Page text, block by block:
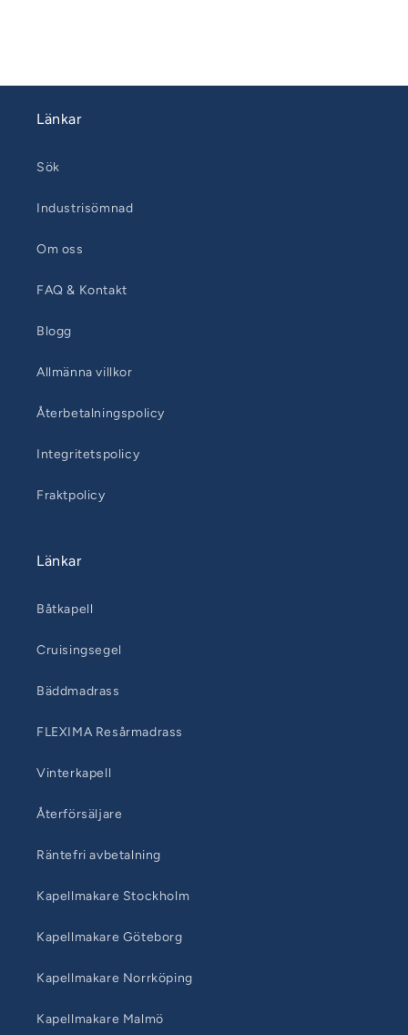
Länkar
Sök
Industrisömnad
Om oss
FAQ & Kontakt
Blogg
Allmänna villkor
Återbetalningspolicy
Integritetspolicy
Fraktpolicy
Länkar
Båtkapell
Cruisingsegel
Bäddmadrass
FLEXIMA Resårmadrass
Vinterkapell
Återförsäljare
Räntefri avbetalning
Kapellmakare Stockholm
Kapellmakare Göteborg
Kapellmakare Norrköping
Kapellmakare Malmö